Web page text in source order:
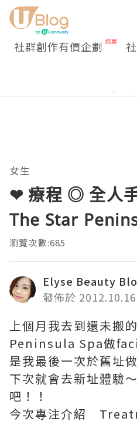
社群創作有價企劃
女生
❤ 療程 ◎ 全人
The Star
瀏覽次數:685
Elyse Beauty
發佈於 2012.10.16
上個月我去到還未搬
Peninsula Spa做
是我最後一次於舊址
下次就會去新址體驗
吧！！
今次專注介紹